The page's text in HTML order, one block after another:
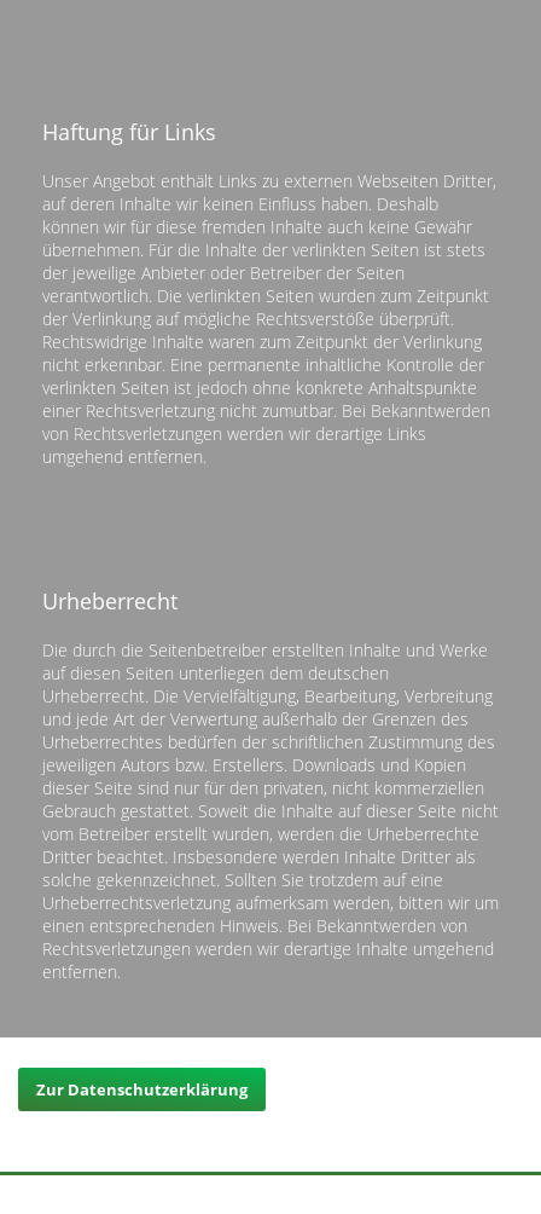
Haftung für Links
Unser Angebot enthält Links zu externen Webseiten Dritter,
auf deren Inhalte wir keinen Einfluss haben. Deshalb
können wir für diese fremden Inhalte auch keine Gewähr
übernehmen. Für die Inhalte der verlinkten Seiten ist stets
der jeweilige Anbieter oder Betreiber der Seiten
verantwortlich. Die verlinkten Seiten wurden zum Zeitpunkt
der Verlinkung auf mögliche Rechtsverstöße überprüft.
Rechtswidrige Inhalte waren zum Zeitpunkt der Verlinkung
nicht erkennbar. Eine permanente inhaltliche Kontrolle der
verlinkten Seiten ist jedoch ohne konkrete Anhaltspunkte
einer Rechtsverletzung nicht zumutbar. Bei Bekanntwerden
von Rechtsverletzungen werden wir derartige Links
umgehend entfernen.
Urheberrecht
Die durch die Seitenbetreiber erstellten Inhalte und Werke
auf diesen Seiten unterliegen dem deutschen
Urheberrecht. Die Vervielfältigung, Bearbeitung, Verbreitung
und jede Art der Verwertung außerhalb der Grenzen des
Urheberrechtes bedürfen der schriftlichen Zustimmung des
jeweiligen Autors bzw. Erstellers. Downloads und Kopien
dieser Seite sind nur für den privaten, nicht kommerziellen
Gebrauch gestattet. Soweit die Inhalte auf dieser Seite nicht
vom Betreiber erstellt wurden, werden die Urheberrechte
Dritter beachtet. Insbesondere werden Inhalte Dritter als
solche gekennzeichnet. Sollten Sie trotzdem auf eine
Urheberrechtsverletzung aufmerksam werden, bitten wir um
einen entsprechenden Hinweis. Bei Bekanntwerden von
Rechtsverletzungen werden wir derartige Inhalte umgehend
entfernen.
Zur Datenschutzerklärung